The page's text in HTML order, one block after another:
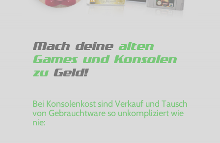
Mach deine alten
Games und Konsolen
zuGeld!
Bei Konsolenkost sind Verkauf und Tausch
von Gebrauchtware so unkompliziert wie
nie: